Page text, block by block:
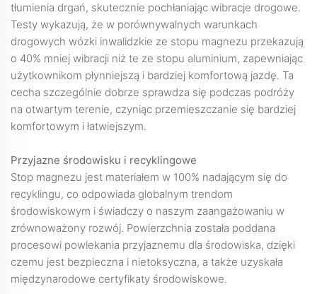
tłumienia drgań, skutecznie pochłaniając wibracje drogowe.
Testy wykazują, że w porównywalnych warunkach
drogowych wózki inwalidzkie ze stopu magnezu przekazują
o 40% mniej wibracji niż te ze stopu aluminium, zapewniając
użytkownikom płynniejszą i bardziej komfortową jazdę. Ta
cecha szczególnie dobrze sprawdza się podczas podróży
na otwartym terenie, czyniąc przemieszczanie się bardziej
komfortowym i łatwiejszym.
Przyjazne środowisku i recyklingowe
Stop magnezu jest materiałem w 100% nadającym się do
recyklingu, co odpowiada globalnym trendom
środowiskowym i świadczy o naszym zaangażowaniu w
zrównoważony rozwój. Powierzchnia została poddana
procesowi powlekania przyjaznemu dla środowiska, dzięki
czemu jest bezpieczna i nietoksyczna, a także uzyskała
międzynarodowe certyfikaty środowiskowe.